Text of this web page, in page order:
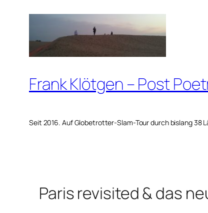
springen
Frank Klötgen – Post
Seit 2016. Auf Globetrotter-Slam-Tour durch bislang 38
Paris revisited & das